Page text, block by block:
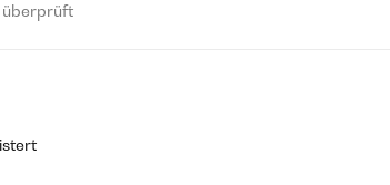
überprüft